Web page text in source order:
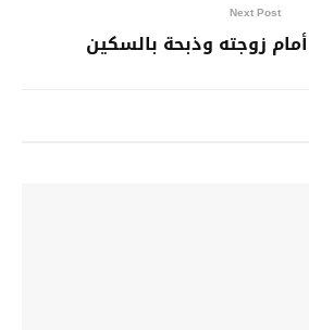
Next Post
زوجته وذبحة بالسكين